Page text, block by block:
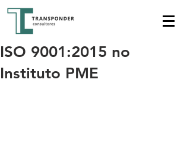
ISO 9001:2015 no
Instituto PME